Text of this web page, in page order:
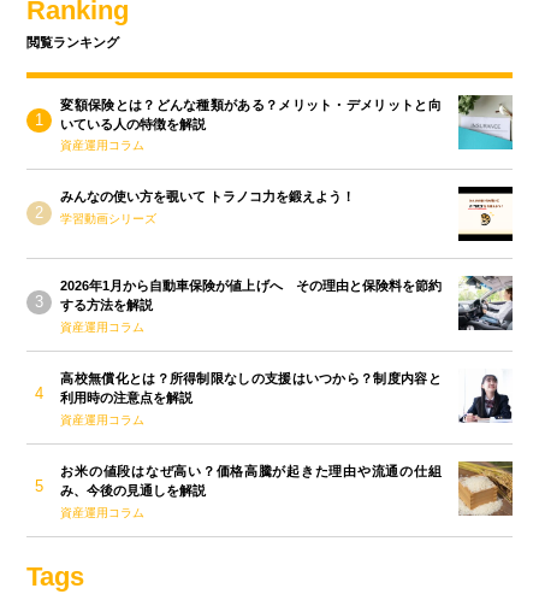
Ranking
閲覧ランキング
変額保険とは？どんな種類がある？メリット・デメリットと向
いている人の特徴を解説
資産運用コラム
みんなの使い方を覗いて トラノコ力を鍛えよう！
学習動画シリーズ
2026年1月から自動車保険が値上げへ その理由と保険料を節約
する方法を解説
資産運用コラム
高校無償化とは？所得制限なしの支援はいつから？制度内容と
利用時の注意点を解説
資産運用コラム
お米の値段はなぜ高い？価格高騰が起きた理由や流通の仕組
み、今後の見通しを解説
資産運用コラム
Tags